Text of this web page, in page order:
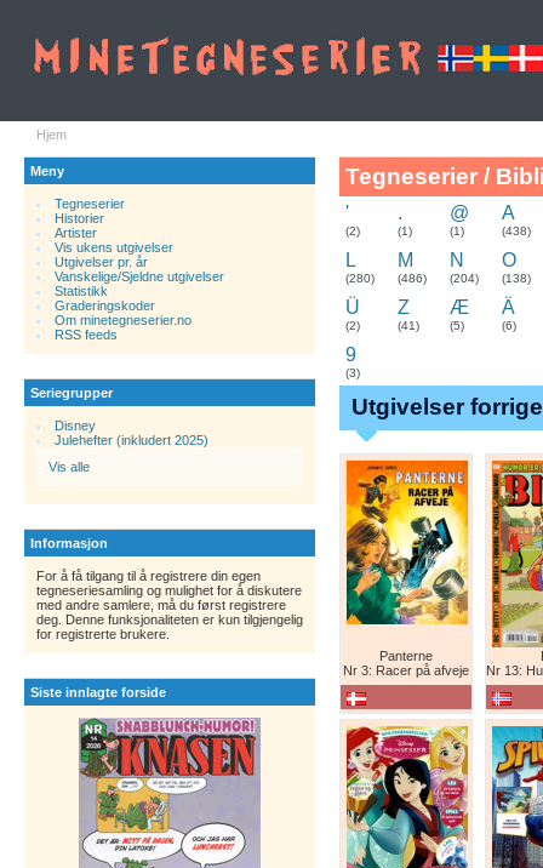
Hjem
Meny
Tegneserier
Historier.
Artister
Vis ukens utgivelser
Utgivelser pr. år
Vanskelige/Sjeldne utgivelser
Statistikk
Graderingskoder
Om minetegneserier.no
RSS feeds
Seriegrupper
Disney
Julehefter (inkludert 2025)
Vis alle
Informasjon
For å få tilgang til å registrere din egen
tegneseriesamling og mulighet for å diskutere
med andre samlere, må du først registrere
deg. Denne funksjonaliteten er kun tilgjengelig
for registrerte brukere.
Siste innlagte forside
Tegneserier /
'
(2)
.
(1)
@
(1)
A
(438)
L
(280)
M
(486)
N
(204)
O
(138)
Ü
(2)
Z
(41)
Æ
(5)
Ä
(6)
9
(3)
Utgivelser
Panterne
Nr 3: Racer på afveje
Nr 13: Humor